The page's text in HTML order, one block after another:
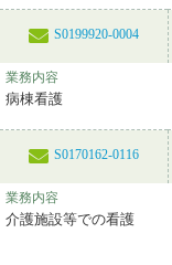
S0199920-0004
業務内容
病棟看護
S0170162-0116
業務内容
介護施設等での看護